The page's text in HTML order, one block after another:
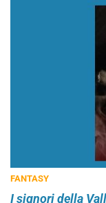
FANTASY
I signori della